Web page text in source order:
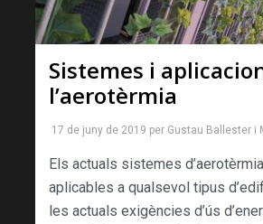
Sistemes i
l’aerotèrmia
17 de juny de 2019 per Gustau Ballester i
Els actuals sistemes
aplicables a qualsevol tipus
les actuals exigències d’ús